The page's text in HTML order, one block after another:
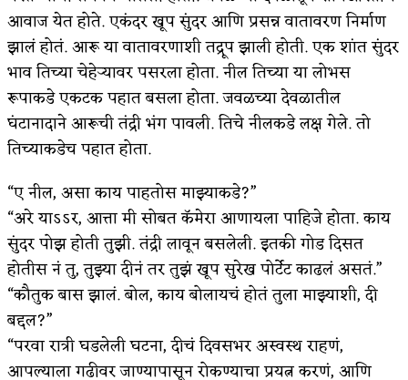
आवाज येत होते. एकंदर खूप सुंदर आणि प्रसन्न वातावरण निर्माण
झालं होतं. आरू या वातावरणाशी तद्रूप झाली होती. एक शांत सुंदर
भाव तिच्या चेहेर्यावर पसरला होता. नील तिच्या या लोभस
रूपाकडे एकटक पहात बसला होता. जवळच्या देवळातील
घंटानादाने आरूची तंद्री भंग पावली. तिचे नीलकडे लक्ष गेले. तो
तिच्याकडेच पहात होता.
“ए नील, असा काय पाहतोस माझ्याकडे?”
“अरे याऽऽर, आत्ता मी सोबत कॅमेरा आणायला पाहिजे होता. काय
सुंदर पोझ होती तुझी. तंद्री लावून बसलेली. इतकी गोड दिसत
होतीस नं तु, तुझ्या दीनं तर तुझं खूप सुरेख पोर्टेट काढलं असतं.”
“कौतुक बास झालं. बोल, काय बोलायचं होतं तुला माझ्याशी, दी
बद्दल?”
“परवा रात्री घडलेली घटना, दीचं दिवसभर अस्वस्थ राहणं,
आपल्याला गढीवर जाण्यापासून रोकण्याचा प्रयत्न करणं, आणि